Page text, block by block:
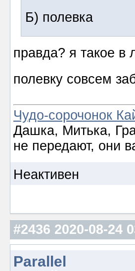
Б) полевка
правда? я такое в
полевку совсем
Чудо-сорочонок
Дашка, Митька,
не передают, они
Неактивен
#2436 2020-08-24
Parallel